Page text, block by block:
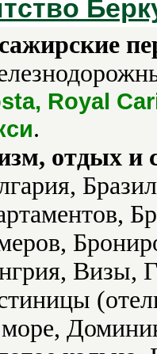
Royal
.
отдых и
Визы,